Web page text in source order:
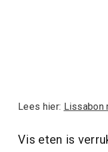
Lees hier: Lissabon
Vis eten is